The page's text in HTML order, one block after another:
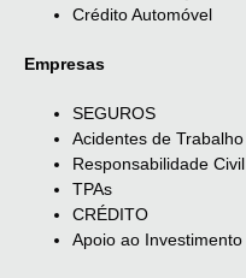
Crédito Automóvel
Empresas
SEGUROS
Acidentes de Trabalho
Responsabilidade Civil
TPAs
CRÉDITO
Apoio ao Investimento